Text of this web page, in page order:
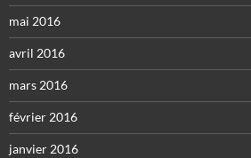
mai 2016
avril 2016
mars 2016
février 2016
janvier 2016